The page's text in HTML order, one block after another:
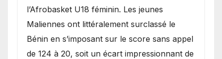
l’Afrobasket U18 féminin. Les jeunes
Maliennes ont littéralement surclassé le
Bénin en s’imposant sur le score sans appel
de 124 à 20, soit un écart impressionnant de